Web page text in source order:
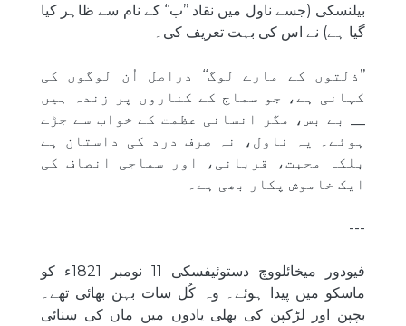
بیلنسکی (جسے ناول میں نقاد ’’ب‘‘ کے نام سے ظاہر کیا
گیا ہے) نے اس کی بہت تعریف کی۔
’’ذلتوں کے مارے لوگ‘‘ دراصل اُن لوگوں کی
کہانی ہے، جو سماج کے کناروں پر زندہ ہیں
__ بے بس، مگر انسانی عظمت کے خواب سے جڑے
ہوئے۔ یہ ناول، نہ صرف درد کی داستان ہے
بلکہ محبت، قربانی، اور سماجی انصاف کی
ایک خاموش پکار بھی ہے۔
---
فیودور میخائلووچ دستوئیفسکی 11 نومبر 1821ء کو
ماسکو میں پیدا ہوئے۔ وہ کُل سات بہن بھائی تھے۔
بچپن اور لڑکپن کی بھلی یادوں میں ماں کی سنائی